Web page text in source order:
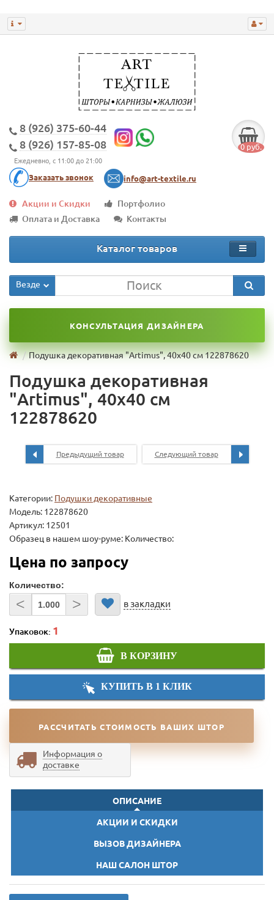
8 (926) 375-60-44
8 (926) 157-85-08
Ежедневно, с 11:00 до 21:00
Заказать звонок info@art-textile.ru
0 руб.
Акции и Скидки
Портфолио
Оплата и Доставка
Контакты
Каталог товаров
Везде
КОНСУЛЬТАЦИЯ ДИЗАЙНЕРА
Подушка декоративная "Artimus", 40х40 см 122878620
Подушка декоративная
"Artimus", 40х40 см
122878620
Предыдущий товар Следующий товар
Категории: Подушки декоративные
Модель: 122878620
Артикул: 12501
Образец в нашем шоу-руме: Количество:
Цена по запросу
Количество:
< > в закладки
Упаковок:
В КОРЗИНУ
КУПИТЬ В 1 КЛИК
РАССЧИТАТЬ СТОИМОСТЬ ВАШИХ ШТОР
Информация о
доставке
ОПИСАНИЕ
АКЦИИ И СКИДКИ
ВЫЗОВ ДИЗАЙНЕРА
НАШ САЛОН ШТОР